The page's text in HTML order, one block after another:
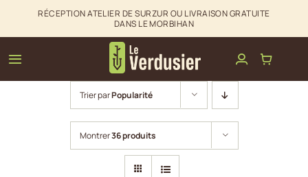
RÉCEPTION ATELIER DE SURZUR OU LIVRAISON GRATUITE
DANS LE MORBIHAN
Toggle
Navigation
Clôtures & palissades
Aménagements extérieurs
Trier parPopularité
Montrer36 produits